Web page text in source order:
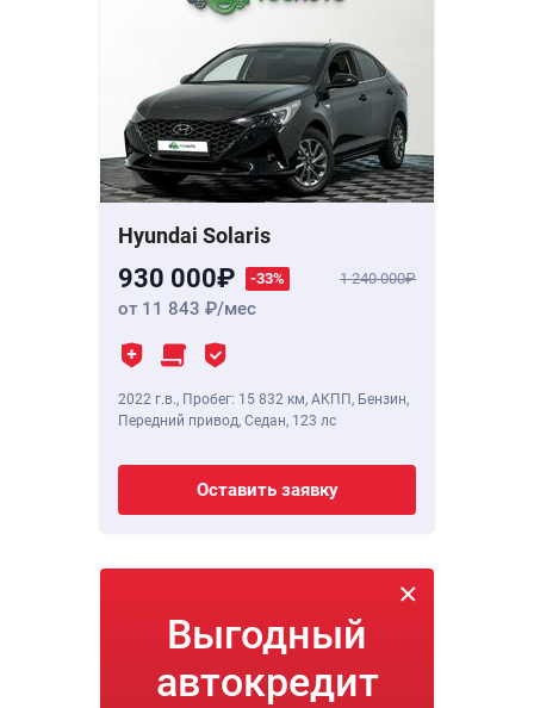
Hyundai Solaris
930 000 -33% 1 240 000
от 11 843 /мес
2022 г.в., Пробег: 15 832 км, АКПП, Бензин,
Передний привод, Седан, 123 лс
Оставить заявку
Выгодный
автокредит